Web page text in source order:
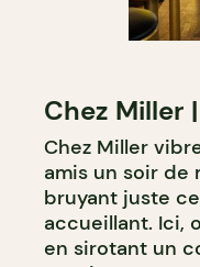
Chez Miller
Chez Miller
amis un soir de
bruyant juste
accueillant. Ici,
en sirotant un